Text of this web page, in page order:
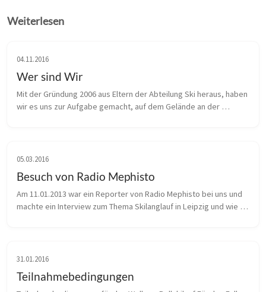
Weiterlesen
04.11.2016
Wer sind Wir
Mit der Gründung 2006 aus Eltern der Abteilung Ski heraus, haben
wir es uns zur Aufgabe gemacht, auf dem Gelände an der
05.03.2016
Besuch von Radio Mephisto
Am 11.01.2013 war ein Reporter von Radio Mephisto bei uns und
machte ein Interview zum Thema Skilanglauf in Leipzig und wie
31.01.2016
Teilnahmebedingungen